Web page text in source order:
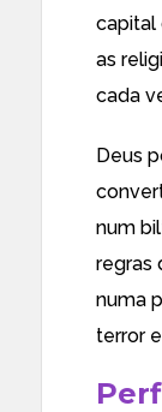
capital
as
cada
Deus
num
regras
numa
terror